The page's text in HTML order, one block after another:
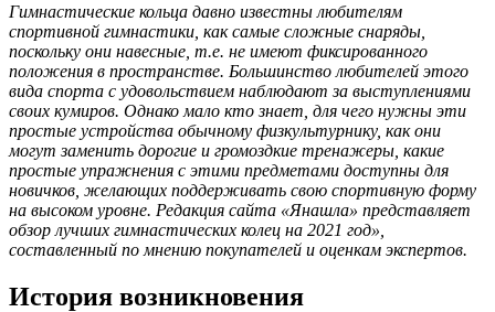
Гимнастические кольца давно известны любителям
спортивной гимнастики, как самые сложные снаряды,
поскольку они навесные, т.е. не имеют фиксированного
положения в пространстве. Большинство любителей этого
вида спорта с удовольствием наблюдают за выступлениями
своих кумиров. Однако мало кто знает, для чего нужны эти
простые устройства обычному физкультурнику, как они
могут заменить дорогие и громоздкие тренажеры, какие
простые упражнения с этими предметами доступны для
новичков, желающих поддерживать свою спортивную форму
на высоком уровне. Редакция сайта «Янашла» представляет
обзор лучших гимнастических колец на 2021 год»,
составленный по мнению покупателей и оценкам экспертов.
История возникновения